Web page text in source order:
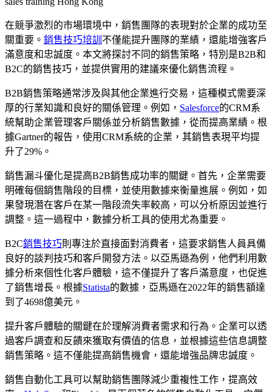
在競爭激烈的市場環境中，銷售團隊的表現對於企業的成功至
關重要。 銷售技巧培訓 不僅能提升團隊的業績，還能增強客戶
滿意度和忠誠度。本文將探討不同的銷售策略，特別是B2B和
B2C的銷售技巧，並提供實用的建議來優化銷售流程。
B2B銷售策略通常涉及與其他企業進行交易，這種模式需要深
厚的行業知識和良好的關係管理。例如， Salesforce的CRM系
統幫助企業管理客戶關係並分析銷售數據，從而提高業績。根
據Gartner的報告，使用CRM系統的企業，其銷售表現平均提
升了29%。
銷售漏斗優化是提高B2B銷售成功率的關鍵。首先，企業需要
明確每個銷售階段的目標，並使用數據來衡量進展。例如，如
果發現潛在客戶在某一階段流失率較高，可以分析原因並進行
調整。這一過程中，數據分析工具的使用尤為重要。
B2C銷售技巧則專注於直接面對消費者，這要求銷售人員具備
良好的談判技巧和客戶開發方法。以亞馬遜為例，他們利用數
據分析來個性化客戶體驗，這不僅提升了客戶滿意度，也促進
了銷售增長。根據Statista的數據，亞馬遜在2022年的銷售額達
到了4698億美元。
提升客戶體驗的關鍵在於理解消費者需求和行為。企業可以透
過客戶調查和反饋來獲取有價值的信息，並根據這些信息調整
銷售策略。這不僅能提高銷售機會，還能增強品牌忠誠度。
銷售自動化工具可以幫助銷售團隊減少重複性工作，提高效